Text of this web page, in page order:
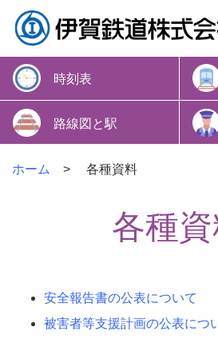
時刻表
路線図と駅
ホーム 各種資料
各種
安全報告書の公表について
被害者等支援計画の公表につ